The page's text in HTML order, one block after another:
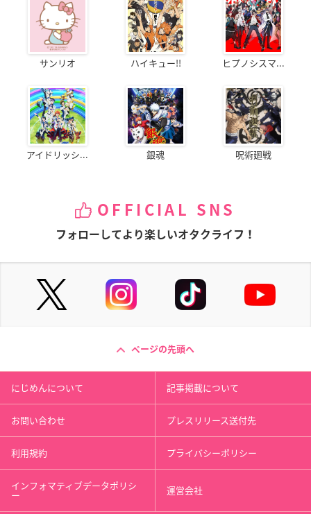
サンリオ ハイキュー!! ヒプノシスマ...
アイドリッシ... 銀魂 呪術廻戦
OFFICIAL SNS
フォローしてより楽しいオタクライフ！
ページの先頭へ
にじめんについて 記事掲載について
お問い合わせ プレスリリース送付先
利用規約 プライバシーポリシー
インフォマティブデータポリシ
ー 運営会社